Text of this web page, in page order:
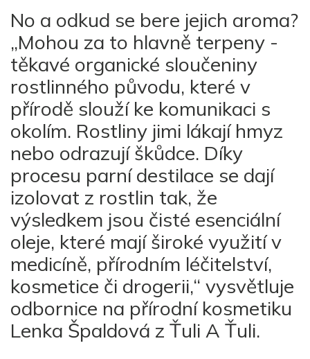
No a odkud se bere jejich aroma?
„Mohou za to hlavně terpeny -
těkavé organické sloučeniny
rostlinného původu, které v
přírodě slouží ke komunikaci s
okolím. Rostliny jimi lákají hmyz
nebo odrazují škůdce. Díky
procesu parní destilace se dají
izolovat z rostlin tak, že
výsledkem jsou čisté esenciální
oleje, které mají široké využití v
medicíně, přírodním léčitelství,
kosmetice či drogerii,“ vysvětluje
odbornice na přírodní kosmetiku
Lenka Špaldová z Ťuli A Ťuli.